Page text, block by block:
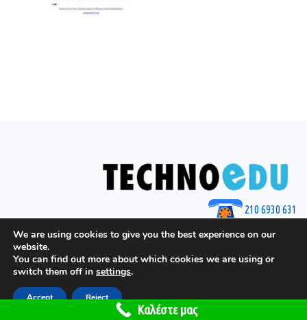
210 6930 631
© 2025 by Techno Edu
Το site έχει γίνει από τοGGeorgiou.gr
We are using cookies to give you the best experience on our
website.
You can find out more about which cookies we are using or
switch them off in settings.
Accept Reject
Καλέστε μας